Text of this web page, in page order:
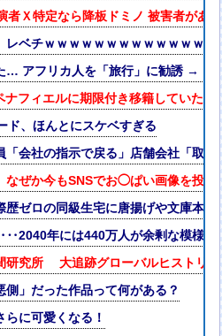
者Ｘ特定なら降板ドミノ 被害者があ
レベチｗｗｗｗｗｗｗｗｗｗｗｗｗ
… アフリカ人を「旅行」に勧誘 → ロ
ナフィエルに期限付き移籍していた
ド、ほんとにスケベすぎる
「会社の指示で戻る」店舗会社「取
なぜか今もSNSでお◯ぱい画像を投稿
歴ゼロの同級生宅に唐揚げや文庫本
年には440万人が余剰な模様
究所 大追跡グローバルヒストリー
側」だった作品って何がある？
らに可愛くなる！